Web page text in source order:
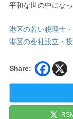
平和な世の中にな
港区の若い税理士
港区の会社設立・
Share: